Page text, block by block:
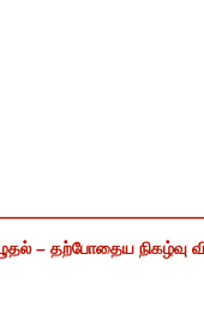
– தற்போதைய நிகழ்வு